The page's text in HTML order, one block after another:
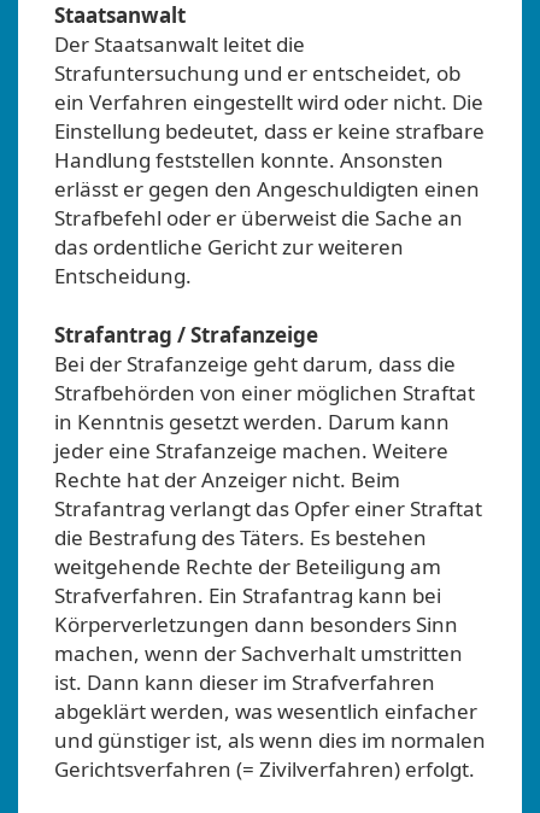
Staatsanwalt
Der Staatsanwalt leitet die
Strafuntersuchung und er entscheidet, ob
ein Verfahren eingestellt wird oder nicht. Die
Einstellung bedeutet, dass er keine strafbare
Handlung feststellen konnte. Ansonsten
erlässt er gegen den Angeschuldigten einen
Strafbefehl oder er überweist die Sache an
das ordentliche Gericht zur weiteren
Entscheidung.
Strafantrag / Strafanzeige
Bei der Strafanzeige geht darum, dass die
Strafbehörden von einer möglichen Straftat
in Kenntnis gesetzt werden. Darum kann
jeder eine Strafanzeige machen. Weitere
Rechte hat der Anzeiger nicht. Beim
Strafantrag verlangt das Opfer einer Straftat
die Bestrafung des Täters. Es bestehen
weitgehende Rechte der Beteiligung am
Strafverfahren. Ein Strafantrag kann bei
Körperverletzungen dann besonders Sinn
machen, wenn der Sachverhalt umstritten
ist. Dann kann dieser im Strafverfahren
abgeklärt werden, was wesentlich einfacher
und günstiger ist, als wenn dies im normalen
Gerichtsverfahren (= Zivilverfahren) erfolgt.